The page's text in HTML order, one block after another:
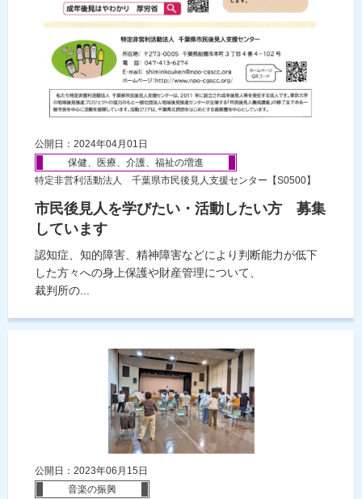
公開日：2024年04月01日
保健、医療、介護、福祉の増進
特定非営利活動法人 千葉県市民後見人支援センター【S0500】
市民後見人を学びたい・活動したい方 募集
しています
認知症、知的障害、精神障害などにより判断能力が低下
した方々への身上保護や財産管理について、
裁判所の...
公開日：2023年06月15日
音楽の振興